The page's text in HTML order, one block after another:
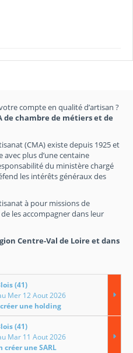
compte en qualité d’artisan ?
de chambre de métiers et de
(CMA) existe depuis 1925 et
plus d’une centaine
du ministère chargé
les intérêts généraux des
à pour missions de
les accompagner dans leur
Centre-Val de Loire et dans
(41)
Mer 12 Aout 2026
une holding
(41)
Mar 11 Aout 2026
créer une SARL